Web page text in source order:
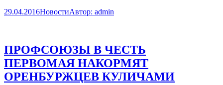
29.04.2016НовостиАвтор: admin
ПРОФСОЮЗЫ В ЧЕСТЬ
ПЕРВОМАЯ НАКОРМЯТ
ОРЕНБУРЖЦЕВ КУЛИЧАМИ